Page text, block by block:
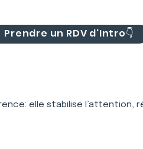
Prendre un RDV d'Intro👇
elle stabilise l’attention,